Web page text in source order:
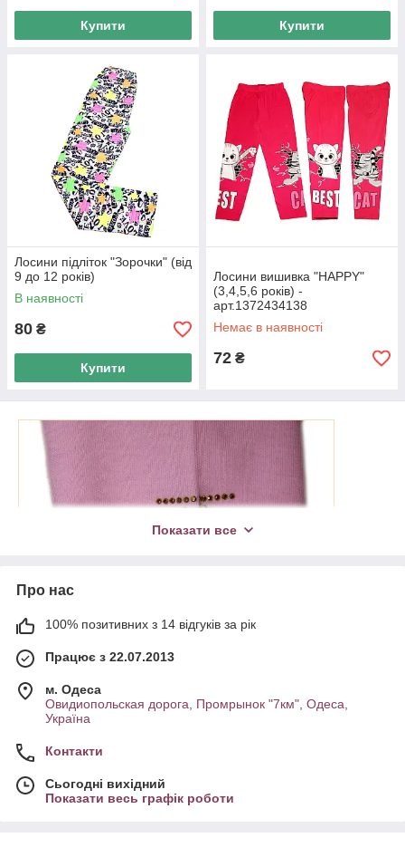
Купити Купити
Лосини підліток "Зорочки" (від
9 до 12 років)
В наявності
80 ₴
Купити
Лосини вишивка "HAPPY"
(3,4,5,6 років) -
арт.1372434138
Немає в наявності
72 ₴
Показати все
Про нас
100% позитивних з 14 відгуків за рік
Працює з 22.07.2013
м. Одеса
Овидиопольская дорога, Промрынок "7км", Одеса,
Україна
Контакти
Сьогодні вихідний
Показати весь графік роботи